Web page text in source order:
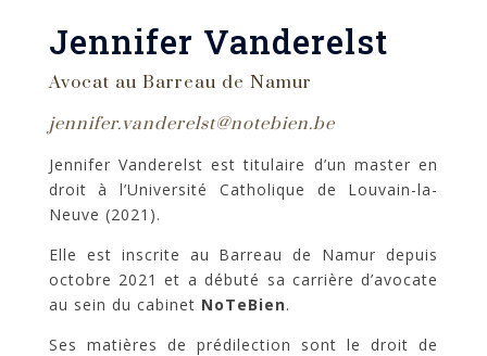
Jennifer Vanderelst
Avocat au Barreau de Namur
jennifer.vanderelst@notebien.be
Jennifer Vanderelst est titulaire d’un master en
droit à l’Université Catholique de Louvain-la-
Neuve (2021).
Elle est inscrite au Barreau de Namur depuis
octobre 2021 et a débuté sa carrière d’avocate
au sein du cabinet NoTeBien.
Ses matières de prédilection sont le droit de